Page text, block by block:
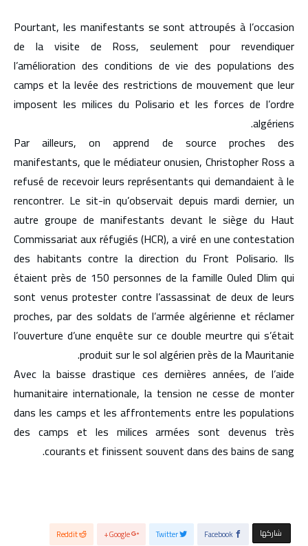
Pourtant, les manifestants se sont attroupés à l’occasion
de la visite de Ross, seulement pour revendiquer
l’amélioration des conditions de vie des populations des
camps et la levée des restrictions de mouvement que leur
imposent les milices du Polisario et les forces de l’ordre
algériens.
Par ailleurs, on apprend de source proches des
manifestants, que le médiateur onusien, Christopher Ross a
refusé de recevoir leurs représentants qui demandaient à le
rencontrer. Le sit-in qu’observait depuis mardi dernier, un
autre groupe de manifestants devant le siège du Haut
Commissariat aux réfugiés (HCR), a viré en une contestation
des habitants contre la direction du Front Polisario. Ils
étaient près de 150 personnes de la famille Ouled Dlim qui
sont venus protester contre l’assassinat de deux de leurs
proches, par des soldats de l’armée algérienne et réclamer
l’ouverture d’une enquête sur ce double meurtre qui s’était
produit sur le sol algérien près de la Mauritanie.
Avec la baisse drastique ces dernières années, de l’aide
humanitaire internationale, la tension ne cesse de monter
dans les camps et les affrontements entre les populations
des camps et les milices armées sont devenus très
courants et finissent souvent dans des bains de sang.
‫‫ شاركها‬ Facebook
Twitter
Google+
Reddit